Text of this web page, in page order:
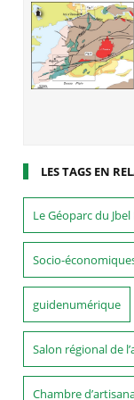
LES TAGS EN
Le Géoparc du Jbel
Socio-
guidenumérique
Salon régional de
Chambre